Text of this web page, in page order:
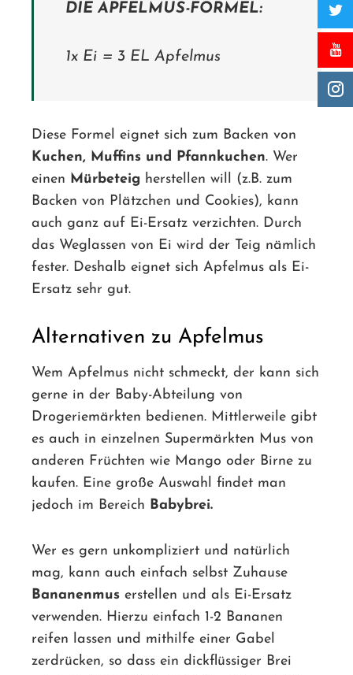
DIE APFELMUS-FORMEL:
1x Ei = 3 EL Apfelmus
Diese Formel eignet sich zum Backen von
Kuchen, Muffins und Pfannkuchen. Wer
einen Mürbeteig herstellen will (z.B. zum
Backen von Plätzchen und Cookies), kann
auch ganz auf Ei-Ersatz verzichten. Durch
das Weglassen von Ei wird der Teig nämlich
fester. Deshalb eignet sich Apfelmus als Ei-
Ersatz sehr gut.
Alternativen zu Apfelmus
Wem Apfelmus nicht schmeckt, der kann sich
gerne in der Baby-Abteilung von
Drogeriemärkten bedienen. Mittlerweile gibt
es auch in einzelnen Supermärkten Mus von
anderen Früchten wie Mango oder Birne zu
kaufen. Eine große Auswahl findet man
jedoch im Bereich Babybrei.
Wer es gern unkompliziert und natürlich
mag, kann auch einfach selbst Zuhause
Bananenmus erstellen und als Ei-Ersatz
verwenden. Hierzu einfach 1-2 Bananen
reifen lassen und mithilfe einer Gabel
zerdrücken, so dass ein dickflüssiger Brei